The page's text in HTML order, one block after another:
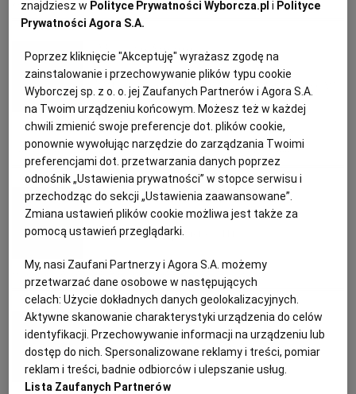
ŁÓDŹ
OLSZTYN
OPOLE
PŁOCK
POZNAŃ
RADOM
RYBNIK
KULTURALNYSKLEP.PL
DZIECKO
ZDROWIE
POGODA
PODRÓŻE
WIDEO
FORUM
KAPUSTA KOLACJA MŁODA KAPUSTA NALEŚNIKI
Magazyn Kuchnia
Szparagowy festiwal - 6 przepisów
na śniadanie, obiad i kolację
DANIA OBIADOWE KOLACJA PRZEKĄSKI PRZEPISY KULINARNE
Anna Gaik
Tarta ze szpinakiem
PRZEPISY KULINARNE
Anna Gaik
Leniwe ze szpinakiem
znajdziesz w Polityce Prywatności Wyborcza.pl i Polityce
Prywatności Agora S.A.
Poprzez kliknięcie "Akceptuję" wyrażasz zgodę na
zainstalowanie i przechowywanie plików typu cookie
Wyborczej sp. z o. o. jej Zaufanych Partnerów i Agora S.A.
na Twoim urządzeniu końcowym. Możesz też w każdej
chwili zmienić swoje preferencje dot. plików cookie,
ponownie wywołując narzędzie do zarządzania Twoimi
preferencjami dot. przetwarzania danych poprzez
odnośnik „Ustawienia prywatności” w stopce serwisu i
przechodząc do sekcji „Ustawienia zaawansowane”.
Zmiana ustawień plików cookie możliwa jest także za
pomocą ustawień przeglądarki.
My, nasi Zaufani Partnerzy i Agora S.A. możemy
przetwarzać dane osobowe w następujących
celach:Użycie dokładnych danych geolokalizacyjnych.
Aktywne skanowanie charakterystyki urządzenia do celów
identyfikacji. Przechowywanie informacji na urządzeniu lub
dostęp do nich. Spersonalizowane reklamy i treści, pomiar
reklam i treści, badnie odbiorców i ulepszanie usług.
Lista Zaufanych Partnerów